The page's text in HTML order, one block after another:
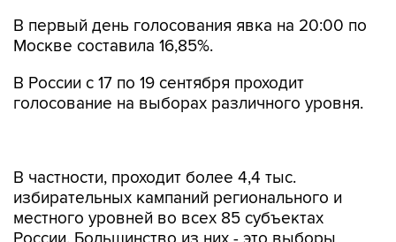
В первый день голосования явка на 20:00 по
Москве составила 16,85%.
В России с 17 по 19 сентября проходит
голосование на выборах различного уровня.
местного уровней во всех 85 субъектах
России. Большинство из них - это выборы
муниципального уровня. В 46 регионах